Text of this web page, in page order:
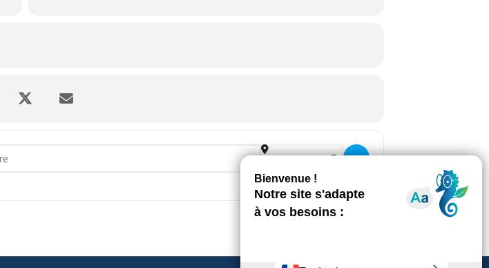
Destination Address - Atelier